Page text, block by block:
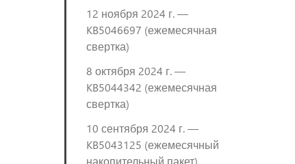
12 ноября 2024 г. —
KB5046697 (ежемесячная
свертка)
8 октября 2024 г. —
KB5044342 (ежемесячная
свертка)
10 сентября 2024 г. —
KB5043125 (ежемесячный
накопительный пакет)